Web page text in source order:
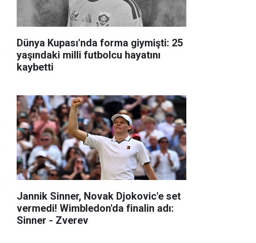
Dünya Kupası'nda forma giymişti: 25
yaşındaki milli futbolcu hayatını
kaybetti
Jannik Sinner, Novak Djokovic'e set
vermedi! Wimbledon'da finalin adı:
Sinner - Zverev